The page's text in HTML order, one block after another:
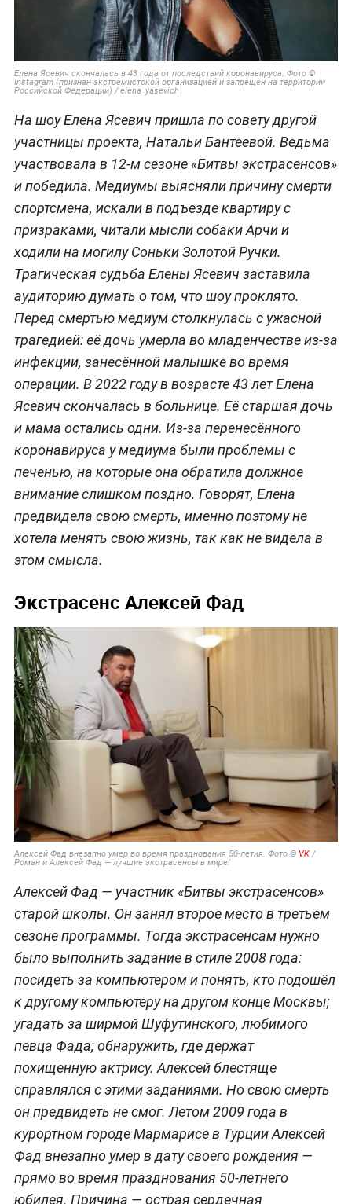
Елена Ясевич скончалась в 43 года от последствий коронавируса. Фото ©
Instagram (признан экстремистской организацией и запрещён на территории
Российской Федерации) / elena_yasevich
На шоу Елена Ясевич пришла по совету другой
участницы проекта, Натальи Бантеевой. Ведьма
участвовала в 12-м сезоне «Битвы экстрасенсов»
и победила. Медиумы выясняли причину смерти
спортсмена, искали в подъезде квартиру с
призраками, читали мысли собаки Арчи и
ходили на могилу Соньки Золотой Ручки.
Трагическая судьба Елены Ясевич заставила
аудиторию думать о том, что шоу проклято.
Перед смертью медиум столкнулась с ужасной
трагедией: её дочь умерла во младенчестве из-за
инфекции, занесённой малышке во время
операции. В 2022 году в возрасте 43 лет Елена
Ясевич скончалась в больнице. Её старшая дочь
и мама остались одни. Из-за перенесённого
коронавируса у медиума были проблемы с
печенью, на которые она обратила должное
внимание слишком поздно. Говорят, Елена
предвидела свою смерть, именно поэтому не
хотела менять свою жизнь, так как не видела в
этом смысла.
Экстрасенс Алексей Фад
Алексей Фад внезапно умер во время празднования 50-летия. Фото © VK/
Роман и Алексей Фад — лучшие экстрасенсы в мире!
Алексей Фад — участник «Битвы экстрасенсов»
старой школы. Он занял второе место в третьем
сезоне программы. Тогда экстрасенсам нужно
было выполнить задание в стиле 2008 года:
посидеть за компьютером и понять, кто подошёл
к другому компьютеру на другом конце Москвы;
угадать за ширмой Шуфутинского, любимого
певца Фада; обнаружить, где держат
похищенную актрису. Алексей блестяще
справлялся с этими заданиями. Но свою смерть
он предвидеть не смог. Летом 2009 года в
курортном городе Мармарисе в Турции Алексей
Фад внезапно умер в дату своего рождения —
прямо во время празднования 50-летнего
юбилея. Причина — острая сердечная